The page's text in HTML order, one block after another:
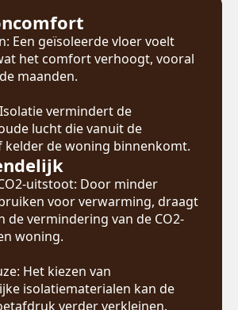
Een geïsoleerde vloer voelt
het comfort verhoogt, vooral
maanden.
vermindert de
lucht die vanuit de
de woning binnenkomt.
uitstoot: Door minder
voor verwarming, draagt
de vermindering van de CO2-
woning.
Het kiezen van
isolatiematerialen kan de
verder verkleinen.